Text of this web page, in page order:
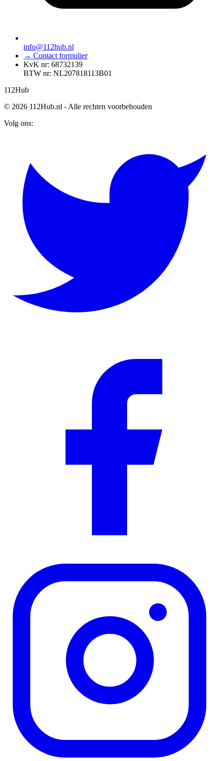
info@112hub.nl
→ Contact formulier
KvK nr: 68732139
BTW nr: NL207818113B01
112Hub
© 2026 112Hub.nl - Alle rechten voorbehouden
Volg ons: